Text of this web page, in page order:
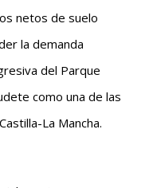
netos de suelo
la demanda
del Parque
como una de las
La Mancha.